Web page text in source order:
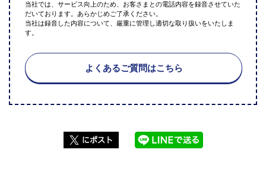
当社では、サービス向上のため、お客さまとの電話内容を録音させていた
だいております。あらかじめご了承ください。
当社は録音した内容について、厳重に管理し適切な取り扱いをいたしま
す。
よくあるご質問はこちら